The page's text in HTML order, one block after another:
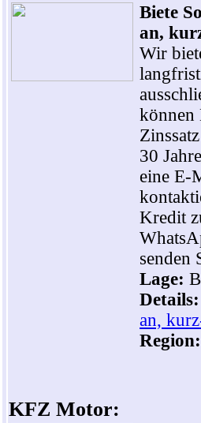
Biete
an,
Wir
können
30
eine E-
Kredit
senden
Lage:
an,
Region:
KFZ Motor: